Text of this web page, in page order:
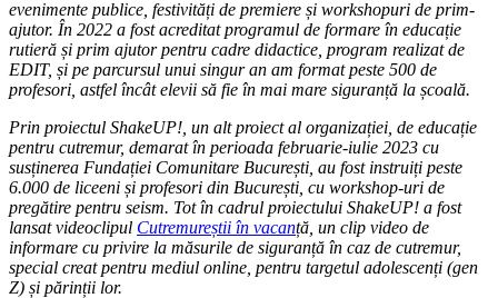
evenimente publice, festivități de premiere și workshopuri de prim-
ajutor. În 2022 a fost acreditat programul de formare în educație
rutieră și prim ajutor pentru cadre didactice, program realizat de
EDIT, și pe parcursul unui singur an am format peste 500 de
profesori, astfel încât elevii să fie în mai mare siguranță la școală.
Prin proiectul ShakeUP!, un alt proiect al organizației, de educație
pentru cutremur, demarat în perioada februarie-iulie 2023 cu
susținerea Fundației Comunitare București, au fost instruiți peste
6.000 de liceeni și profesori din București, cu workshop-uri de
pregătire pentru seism. Tot în cadrul proiectului ShakeUP! a fost
lansat videoclipul Cutremureștii în vacanță, un clip video de
informare cu privire la măsurile de siguranță în caz de cutremur,
special creat pentru mediul online, pentru targetul adolescenți (gen
Z) și părinții lor.